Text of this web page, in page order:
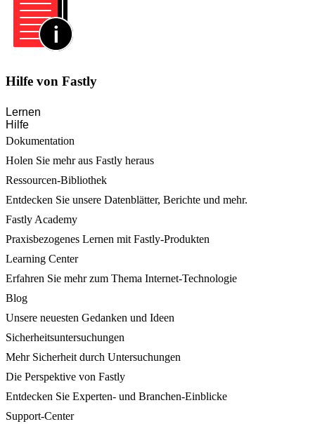
Hilfe von Fastly
Lernen
Hilfe
Dokumentation
Holen Sie mehr aus Fastly heraus
Ressourcen-Bibliothek
Entdecken Sie unsere Datenblätter, Berichte und mehr.
Fastly Academy
Praxisbezogenes Lernen mit Fastly-Produkten
Learning Center
Erfahren Sie mehr zum Thema Internet-Technologie
Blog
Unsere neuesten Gedanken und Ideen
Sicherheitsuntersuchungen
Mehr Sicherheit durch Untersuchungen
Die Perspektive von Fastly
Entdecken Sie Experten- und Branchen-Einblicke
Support-Center